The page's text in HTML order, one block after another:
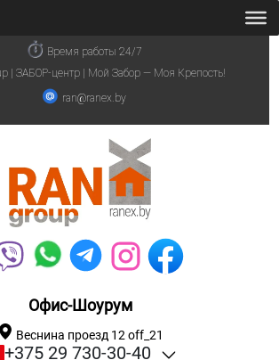
Время работы 24/7
| ЗАБОР-центр | Мой Забор — Моя Крепость!
ran@ranex.by
Офис-Шоурум
Веснина проезд 12 off_21
+375 29 730-30-40